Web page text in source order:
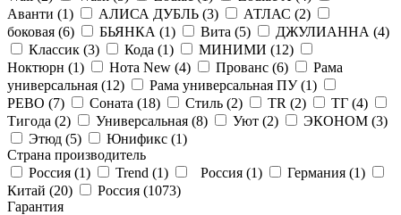
Аванти (1) АЛИСА ДУБЛЬ (3) АТЛАС (2)
боковая (6) БЬЯНКА (1) Вита (5) ДЖУЛИАННА (4)
Классик (3) Кода (1) МИНИМИ (12)
Ноктюрн (1) Нота New (4) Прованс (6)
Рама
универсальная (12) Рама универсальная ПУ (1)
РЕВО (7) Соната (18) Стиль (2) ТR (2) ТГ (4)
Тигода (2) Универсальная (8) Уют (2) ЭКОНОМ (3)
Этюд (5) Юнификс (1)
Страна производитель
Россия (1) Trend (1) Россия (1) Германия (1)
Китай (20) Россия (1073)
Гарантия